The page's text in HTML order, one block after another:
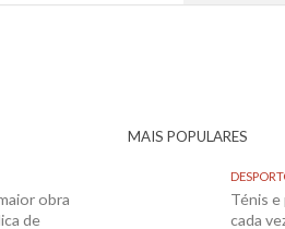
obra
de
MAIS POPULARES
Ténis e
cada